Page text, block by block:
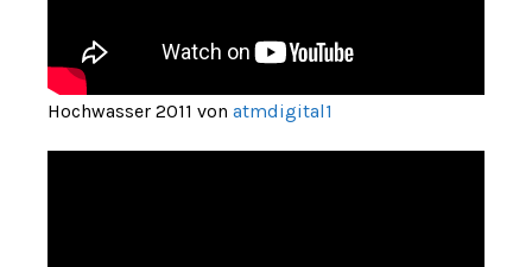
Hochwasser 2011 von atmdigital1